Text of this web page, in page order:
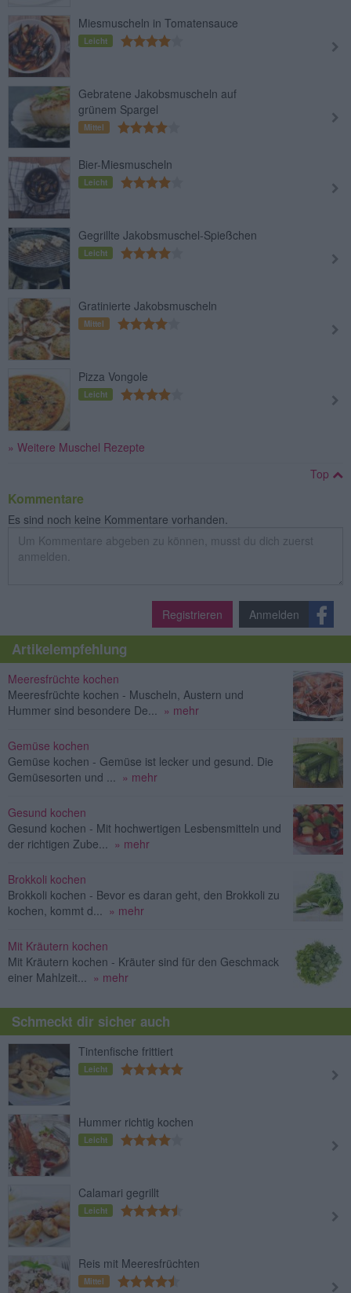
Miesmuscheln in Tomatensauce
Leicht
Gebratene Jakobsmuscheln auf
grünem Spargel
Mittel
Bier-Miesmuscheln
Leicht
Gegrillte Jakobsmuschel-Spießchen
Leicht
Gratinierte Jakobsmuscheln
Mittel
Pizza Vongole
Leicht
» Weitere Muschel Rezepte
Top
Kommentare
Es sind noch keine Kommentare vorhanden.
Registrieren Anmelden
Artikelempfehlung
Meeresfrüchte kochen
Meeresfrüchte kochen - Muscheln, Austern und
Hummer sind besondere De... » mehr
Gemüse kochen
Gemüse kochen - Gemüse ist lecker und gesund. Die
Gemüsesorten und ... » mehr
Gesund kochen
Gesund kochen - Mit hochwertigen Lesbensmitteln und
der richtigen Zube... » mehr
Brokkoli kochen
Brokkoli kochen - Bevor es daran geht, den Brokkoli zu
kochen, kommt d... » mehr
Mit Kräutern kochen
Mit Kräutern kochen - Kräuter sind für den Geschmack
einer Mahlzeit... » mehr
Schmeckt dir sicher auch
Tintenfische frittiert
Leicht
Hummer richtig kochen
Leicht
Calamari gegrillt
Leicht
Reis mit Meeresfrüchten
Mittel